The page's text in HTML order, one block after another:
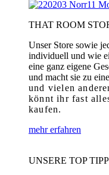
THAT ROOM
Unser Store sowie
individuell und wie
eine ganz eigene
und macht sie zu
und vielen
könnt ihr fast
kaufen.
mehr erfahren
UNSERE TOP